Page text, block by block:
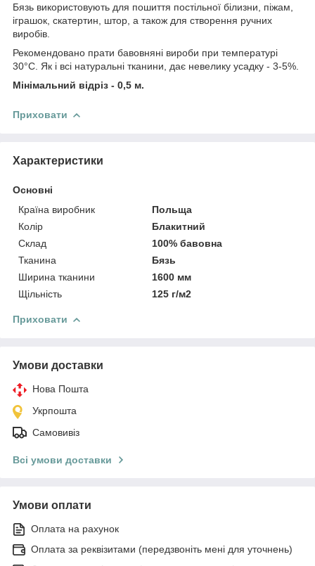
Бязь використовують для пошиття постільної білизни, піжам,
іграшок, скатертин, штор, а також для створення ручних
виробів.
Рекомендовано прати бавовняні вироби при температурі
30°С. Як і всі натуральні тканини, дає невелику усадку - 3-5%.
Мінімальний відріз - 0,5 м.
Приховати
Характеристики
Основні
Країна виробник
Польща
Колір
Блакитний
Склад
100% бавовна
Тканина
Бязь
Ширина тканини
1600 мм
Щільність
125 г/м2
Приховати
Умови доставки
Нова Пошта
Укрпошта
Самовивіз
Всі умови доставки
Умови оплати
Оплата на рахунок
Оплата за реквізитами (передзвоніть мені для уточнень)